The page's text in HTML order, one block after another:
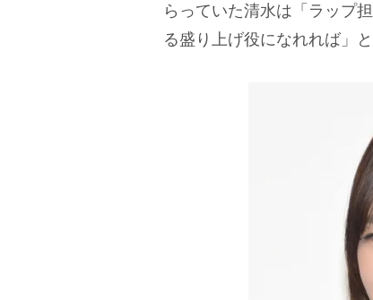
らっていた清水は「ラップ
る盛り上げ役になれれば」